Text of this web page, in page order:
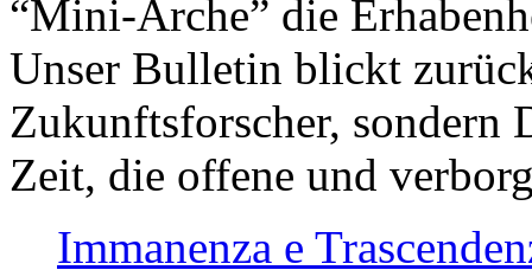
“Mini-Arche” die
Unser Bulletin blickt
Zukunftsforscher, sondern
Zeit, die offene und
Immanenza e